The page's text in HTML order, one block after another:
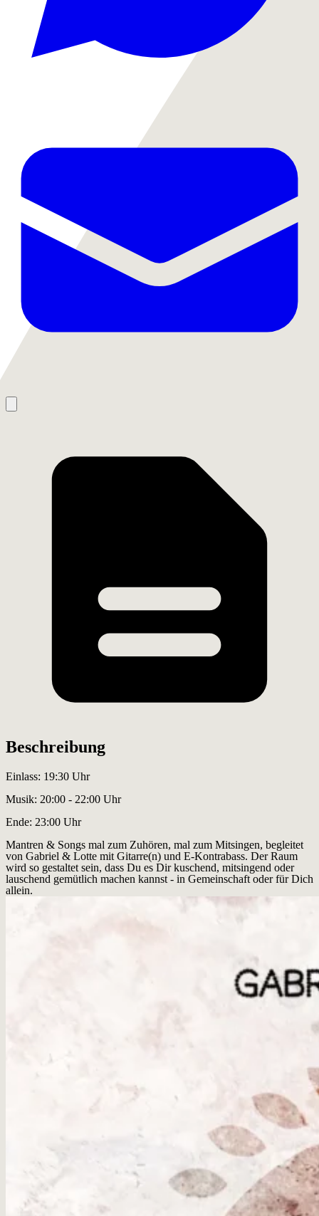
Beschreibung
Einlass: 19:30 Uhr
Musik: 20:00 - 22:00 Uhr
Ende: 23:00 Uhr
Mantren & Songs mal zum Zuhören, mal zum Mitsingen, begleitet
von Gabriel & Lotte mit Gitarre(n) und E-Kontrabass. Der Raum
wird so gestaltet sein, dass Du es Dir kuschend, mitsingend oder
lauschend gemütlich machen kannst - in Gemeinschaft oder für Dich
allein.